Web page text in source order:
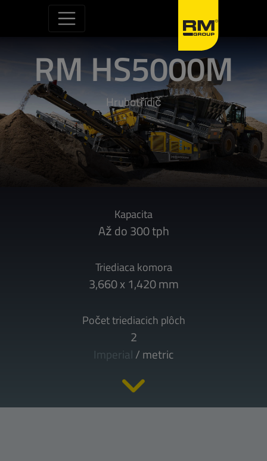
Skip to content
RM HS5000M
Hrubotřídič
Kapacita
Až do 300 tph
Triediaca komora
3,660 x 1,420 mm
Počet triediacich plôch
2
Imperial / metric